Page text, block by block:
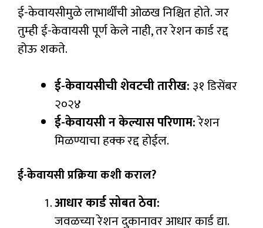
ई-केवायसीमुळे लाभार्थींची ओळख निश्चित होते. जर
तुम्ही ई-केवायसी पूर्ण केले नाही, तर रेशन कार्ड रद्द
होऊ शकते.
ई-केवायसीची शेवटची तारीख: ३१ डिसेंबर
२०२४
ई-केवायसी न केल्यास परिणाम:रेशन
मिळण्याचा हक्क रद्द होईल.
ई-केवायसी प्रक्रिया कशी कराल?
आधार कार्ड सोबत ठेवा:
जवळच्या रेशन दुकानावर आधार कार्ड द्या.